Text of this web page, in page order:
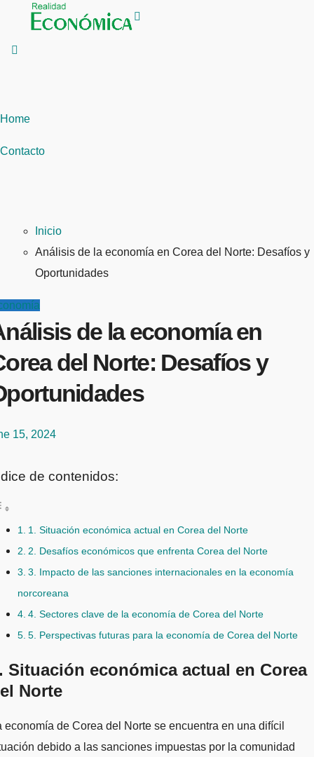
contenido
Home
Contacto
Inicio
Análisis de la economía en Corea del Norte: Desafíos y
Oportunidades
de la economía en
del Norte: Desafíos y
15, 2024
de contenidos:
1. Situación económica actual en Corea del Norte
2. Desafíos económicos que enfrenta Corea del Norte
3. Impacto de las sanciones internacionales en la economía
norcoreana
4. Sectores clave de la economía de Corea del Norte
5. Perspectivas futuras para la economía de Corea del Norte
Situación económica actual en Corea
Norte
debido a las sanciones impuestas por la comunidad